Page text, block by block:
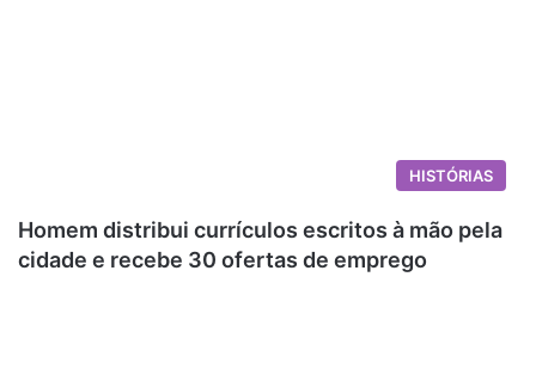
HISTÓRIAS
Homem distribui currículos escritos à mão pela
cidade e recebe 30 ofertas de emprego